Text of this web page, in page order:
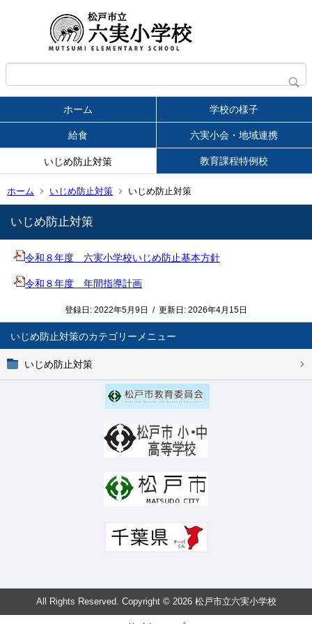
ホーム 学校の様子
給食 六実小会・地域連携
いじめ防止対策 教育課程特例校
ホーム いじめ防止対策 いじめ防止対策
いじめ防止対策
いじめ防止対策
いじめ防止対策
令和８年度 六実小学校いじめ防止基本方針
令和８年度 年間指導計画
登録日: 2022年5月9日 / 更新日: 2026年4月15日
All Rights Reserved. Copyright © 2026 松戸市立六実小学校